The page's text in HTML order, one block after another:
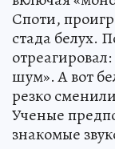
Споти,
стада белух.
шум». А вот
резко
Ученые
знакомые